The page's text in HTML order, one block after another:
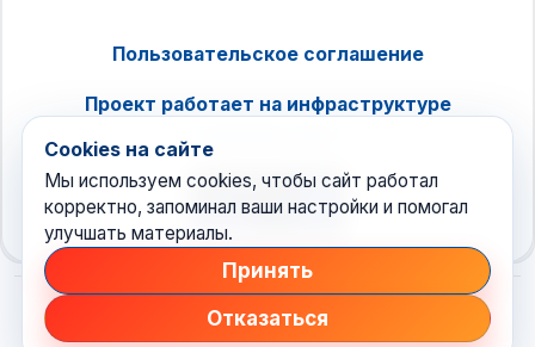
Пользовательское соглашение
Проект работает на инфраструктуре
© 2026 Техноновости•новостной агрегатор рунета
Cookies на сайте
Мы используем cookies, чтобы сайт работал
корректно, запоминал ваши настройки и помогал
улучшать материалы.
Принять
Отказаться